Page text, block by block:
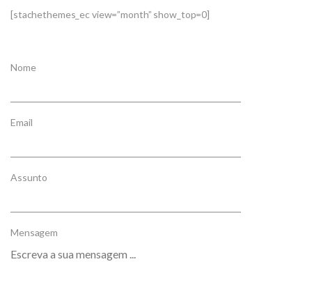
[stachethemes_ec view=”month” show_top=0]
Nome
Email
Assunto
Mensagem